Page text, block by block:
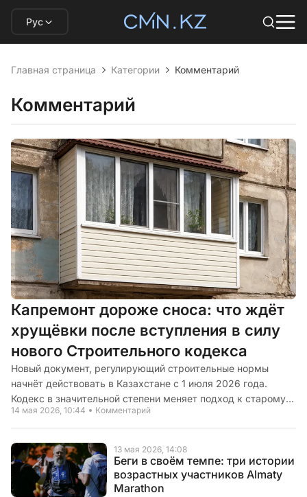
Рус
Главная страница Категории Комментарий
Комментарий
Капремонт дороже сноса: что ждёт
хрущёвки после вступления в силу
нового Строительного кодекса
Новый документ, регулирующий строительные нормы
начнёт действовать в Казахстане с 1 июля 2026 года.
Кодекс в значительной степени меняет подход к старому
жилому фонду. О том, что ждёт хрущёвки и сталинки уже в
14 мая 2026, 10:44 Комментарий
Беги в своём темпе: три истории
возрастных участников Almaty
Marathon
13 мая 2026, 14:08